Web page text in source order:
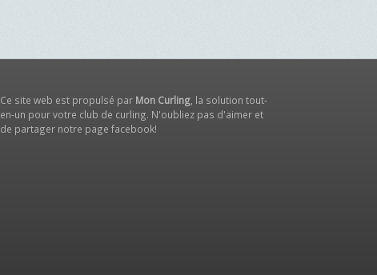
Ce site web est propulsé par Mon Curling , la solution tout-
en-un pour votre club de curling. N'oubliez pas d'aimer et
de partager notre page facebook!